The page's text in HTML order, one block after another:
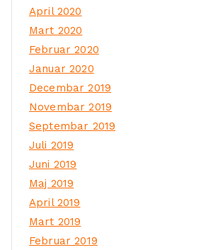
April 2020
Mart 2020
Februar 2020
Januar 2020
Decembar 2019
Novembar 2019
Septembar 2019
Juli 2019
Juni 2019
Maj 2019
April 2019
Mart 2019
Februar 2019